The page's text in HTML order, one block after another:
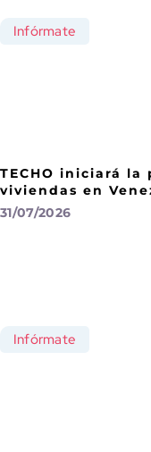
TECHO iniciará
viviendas en
31/07/2026
Infórmate
Infórmate